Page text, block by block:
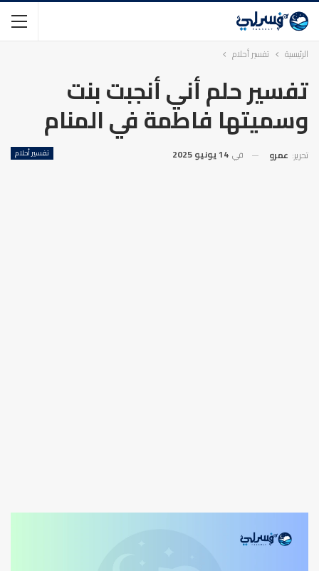
الرئيسية تفسير أحلام
تفسير حلم أني أنجبت بنت
وسميتها فاطمة في المنام
تفسير أحلام تحرير: عمرو في 14 يونيو 2025